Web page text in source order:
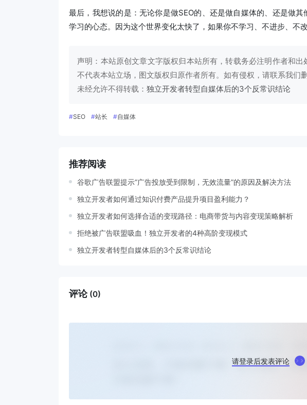
最后，我想说的是：无论你是做SEO的、还是做自媒体的、还是做其
学习的心态。因为这个世界变化太快了，如果你不学习、不进步、不
声明：本站原创文章文字版权归本站所有，转载务必注明作者和出
不代表本站立场，图文版权归原作者所有。如有侵权，请联系我们删
未经允许不得转载： 独立开发者转型自媒体后的3个反常识结论
#SEO #站长 #自媒体
推荐阅读
谷歌广告联盟提示“广告投放受到限制，无效流量”的原因及解决方法
独立开发者如何通过知识付费产品提升项目盈利能力？
独立开发者如何选择合适的变现路径：电商带货与内容变现策略解析
拒绝被广告联盟吸血！独立开发者的4种高阶变现模式
独立开发者转型自媒体后的3个反常识结论
评论 (0)
请登录后发表评论